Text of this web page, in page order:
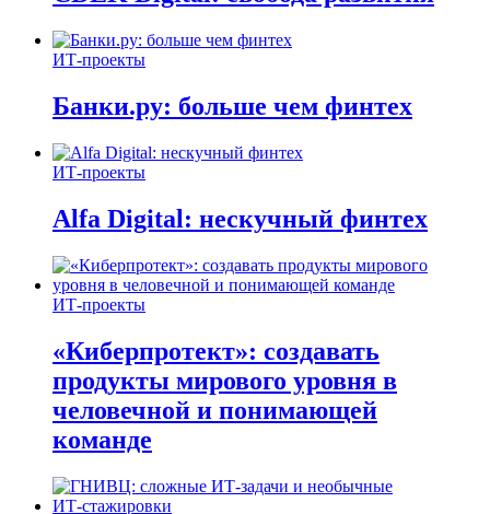
ИТ-проекты
Банки.ру: больше чем финтех
ИТ-проекты
Alfa Digital: нескучный финтех
ИТ-проекты
«Киберпротект»: создавать
продукты мирового уровня в
человечной и понимающей
команде